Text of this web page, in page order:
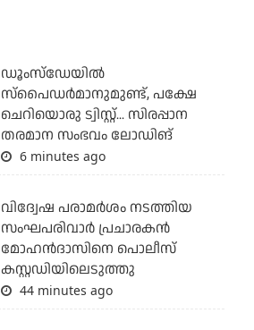
ഡൂംസ്‌ഡേയില്‍
സ്‌പൈഡര്‍മാനുമുണ്ട്, പക്ഷേ
ചെറിയൊരു ട്വിസ്റ്റ്... സിരപ്പാന
തരമാന സംഭവം ലോഡിങ്
6 minutes ago
വിദ്വേഷ പരാമര്‍ശം നടത്തിയ
സംഘപരിവാര്‍ പ്രചാരകന്‍
മോഹന്‍ദാസിനെ പൊലീസ്
കസ്റ്റഡിയിലെടുത്തു
44 minutes ago